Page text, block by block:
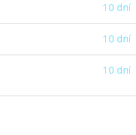
10 dní
10 dní
10 dní